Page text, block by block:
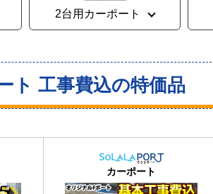
2台用カーポート
ト 工事費込の特価品
カーポート